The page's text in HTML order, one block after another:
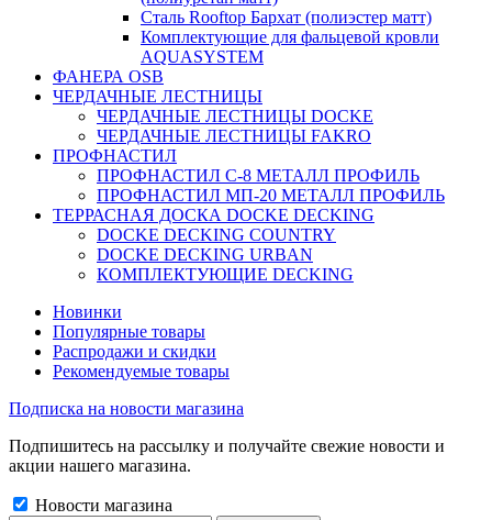
Сталь Rooftop Бархат (полиэстер матт)
Комплектующие для фальцевой кровли
AQUASYSTEM
ФАНЕРА OSB
ЧЕРДАЧНЫЕ ЛЕСТНИЦЫ
ЧЕРДАЧНЫЕ ЛЕСТНИЦЫ DOCKE
ЧЕРДАЧНЫЕ ЛЕСТНИЦЫ FAKRO
ПРОФНАСТИЛ
ПРОФНАСТИЛ C-8 МЕТАЛЛ ПРОФИЛЬ
ПРОФНАСТИЛ МП-20 МЕТАЛЛ ПРОФИЛЬ
ТЕРРАСНАЯ ДОСКА DOCKE DECKING
DOCKE DECKING COUNTRY
DOCKE DECKING URBAN
КОМПЛЕКТУЮЩИЕ DECKING
Новинки
Популярные товары
Распродажи и скидки
Рекомендуемые товары
Подписка на новости магазина
Подпишитесь на рассылку и получайте свежие новости и
акции нашего магазина.
Новости магазина